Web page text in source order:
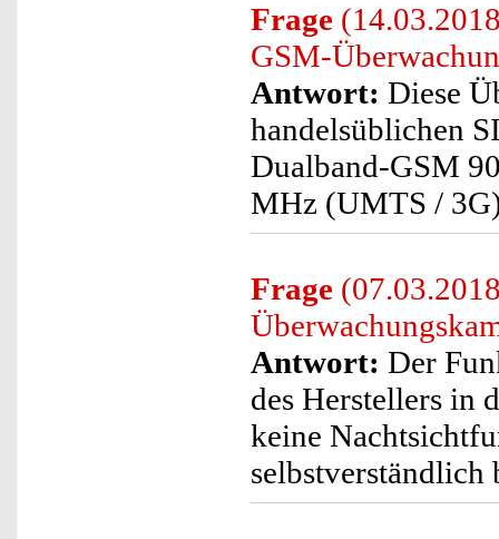
Frage
GSM-
Antwort: Diese
handelsüblichen
Dualband-GSM
MHz (UMTS /
Frage
Antwort: Der
des Herstellers in
keine
selbstverständlich